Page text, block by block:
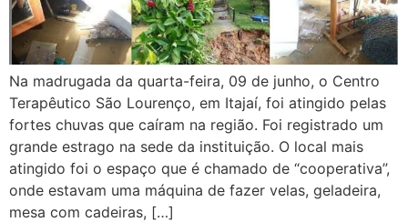
Na madrugada da quarta-feira, 09 de junho, o Centro
Terapêutico São Lourenço, em Itajaí, foi atingido pelas
fortes chuvas que caíram na região. Foi registrado um
grande estrago na sede da instituição. O local mais
atingido foi o espaço que é chamado de “cooperativa”,
onde estavam uma máquina de fazer velas, geladeira,
mesa com cadeiras, […]